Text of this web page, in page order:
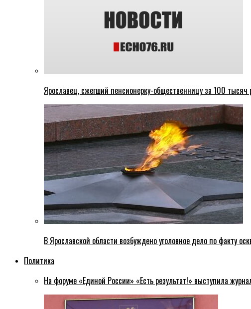
Ярославец, сжегший пенсионерку-общественницу за 100
В Ярославской области возбуждено уголовное дело по факту
Политика
На форуме «Единой России» «Есть результат!» выступила